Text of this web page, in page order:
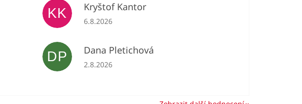
KK Kryštof Kantor
Hodnocení obchodu je 5 z 5 hvězdiček.
6.8.2026
DP Dana Pletichová
Hodnocení obchodu je 5 z 5 hvězdiček.
2.8.2026